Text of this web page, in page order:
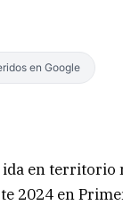
en Google
ida en territorio
2024 en